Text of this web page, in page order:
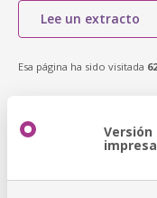
Lee un extracto
Esa página ha sido visitada
Versión
impresa